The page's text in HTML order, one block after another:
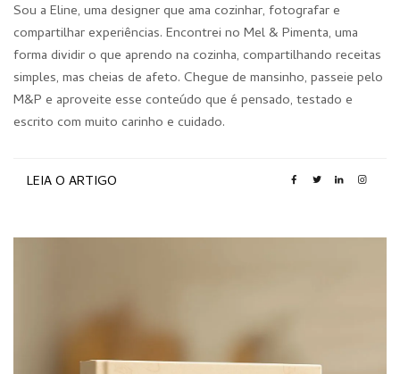
Sou a Eline, uma designer que ama cozinhar, fotografar e
compartilhar experiências. Encontrei no Mel & Pimenta, uma
forma dividir o que aprendo na cozinha, compartilhando receitas
simples, mas cheias de afeto. Chegue de mansinho, passeie pelo
M&P e aproveite esse conteúdo que é pensado, testado e
escrito com muito carinho e cuidado.
LEIA O ARTIGO